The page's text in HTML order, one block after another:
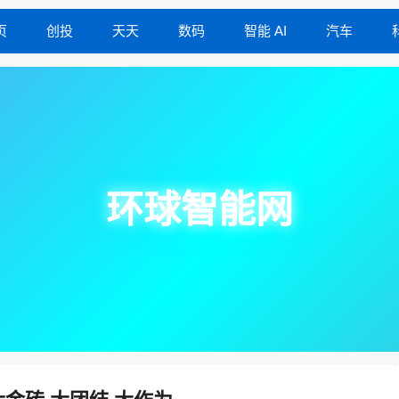
创投 天天 数码 智能 AI 汽车
环球智能网